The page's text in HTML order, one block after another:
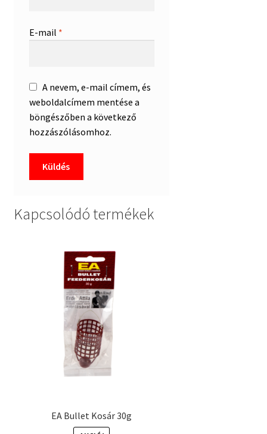
E-mail *
A nevem, e-mail címem, és
weboldalcímem mentése a
böngészőben a következő
hozzászólásomhoz.
Kapcsolódó termékek
EA Bullet Kosár 30g